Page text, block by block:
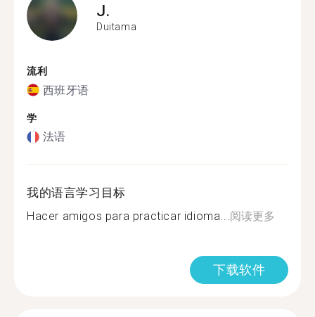
J.
Duitama
流利
西班牙语
学
法语
我的语言学习目标
Hacer amigos para practicar idioma...阅读更多
下载软件